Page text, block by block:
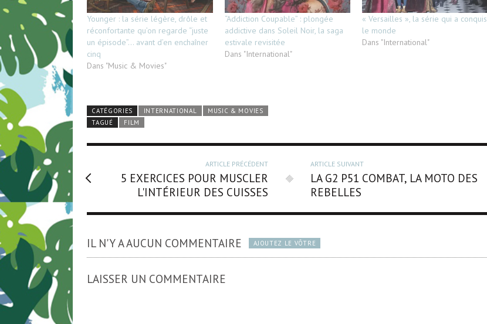
Younger : la série légère, drôle et
réconfortante qu’on regarde “juste
un épisode”… avant d’en enchaîner
cinq
Dans "Music & Movies"
“Addiction Coupable” : plongée
addictive dans Soleil Noir, la saga
estivale revisitée
Dans "International"
« Versailles », la série qui a conquis
le monde
Dans "International"
CATÉGORIES INTERNATIONAL
MUSIC & MOVIES
TAGUÉ
FILM
ARTICLE PRÉCÉDENT
5 EXERCICES POUR MUSCLER
L'INTÉRIEUR DES CUISSES
ARTICLE SUIVANT
LA G2 P51 COMBAT, LA MOTO DES
REBELLES
IL N'Y A AUCUN COMMENTAIRE AJOUTEZ LE VÔTRE
LAISSER UN COMMENTAIRE